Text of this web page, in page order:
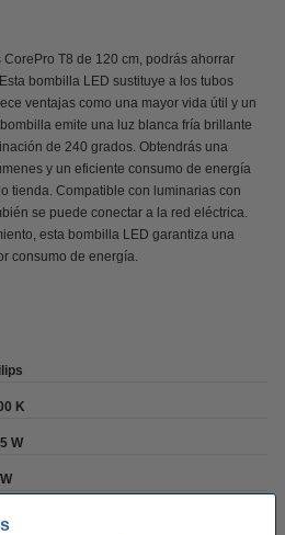
T8 de 120 cm, podrás ahorrar
bombilla LED sustituye a los tubos
ventajas como una mayor vida útil y un
emite una luz blanca fría brillante
de 240 grados. Obtendrás una
y un eficiente consumo de energía
tienda. Compatible con luminarias con
se puede conectar a la red eléctrica.
esta bombilla LED garantiza una
consumo de energía.
K
W